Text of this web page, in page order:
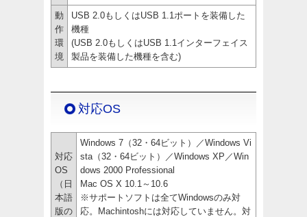
動
作
環
境
USB 2.0もしくはUSB 1.1ポートを装備した
機種
(USB 2.0もしくはUSB 1.1インターフェイス
製品を装備した機種を含む)
対応OS
対応
OS
（日
本語
版の
Windows 7（32・64ビット）／Windows Vi
sta（32・64ビット）／Windows XP／Win
dows 2000 Professional
Mac OS X 10.1～10.6
※サポートソフトは全てWindowsのみ対
応。Machintoshには対応していません。対